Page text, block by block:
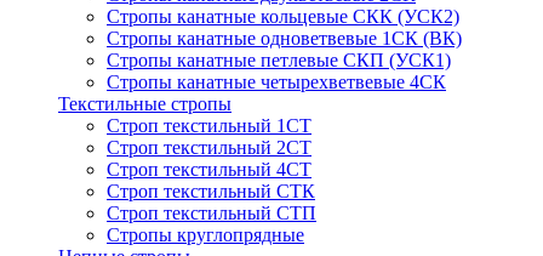
Стропы канатные кольцевые СКК (УСК2)
Стропы канатные одноветвевые 1СК (ВК)
Стропы канатные петлевые СКП (УСК1)
Стропы канатные четырехветвевые 4СК
Текстильные стропы
Строп текстильный 1СТ
Строп текстильный 2СТ
Строп текстильный 4СТ
Строп текстильный СТК
Строп текстильный СТП
Стропы круглопрядные